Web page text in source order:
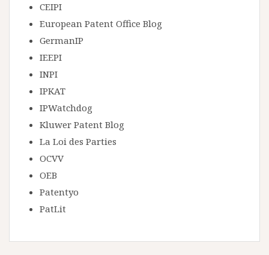
CEIPI
European Patent Office Blog
GermanIP
IEEPI
INPI
IPKAT
IPWatchdog
Kluwer Patent Blog
La Loi des Parties
OCVV
OEB
Patentyo
PatLit